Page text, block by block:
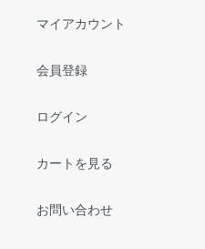
マイアカウント
会員登録
ログイン
カートを見る
お問い合わせ